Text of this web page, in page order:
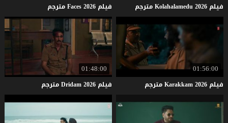
فيلم Kolahalamedu2026 مترجم فيلم Faces2026 مترجم
01:56:00
فيلم Karakkam2026 مترجم
01:48:00
فيلم Dridam2026 مترجم